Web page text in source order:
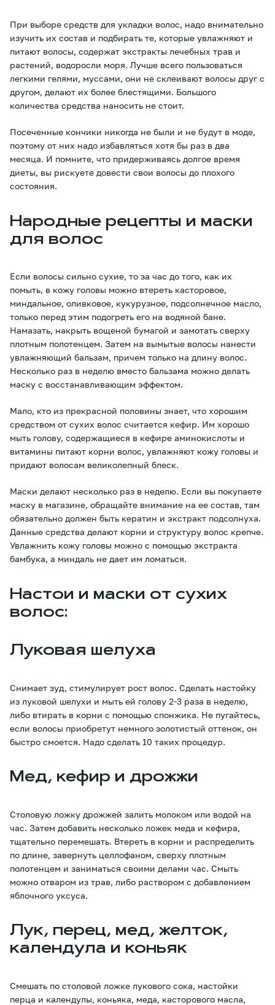
При выборе средств для укладки волос, надо внимательно
изучить их состав и подбирать те, которые увлажняют и
питают волосы, содержат экстракты лечебных трав и
растений, водоросли моря. Лучше всего пользоваться
легкими гелями, муссами, они не склеивают волосы друг с
другом, делают их более блестящими. Большого
количества средства наносить не стоит.
Посеченные кончики никогда не были и не будут в моде,
поэтому от них надо избавляться хотя бы раз в два
месяца. И помните, что придерживаясь долгое время
диеты, вы рискуете довести свои волосы до плохого
состояния.
Народные рецепты и маски
для волос
Если волосы сильно сухие, то за час до того, как их
помыть, в кожу головы можно втереть касторовое,
миндальное, оливковое, кукурузное, подсолнечное масло,
только перед этим подогреть его на водяной бане.
Намазать, накрыть вощеной бумагой и замотать сверху
плотным полотенцем. Затем на вымытые волосы нанести
увлажняющий бальзам, причем только на длину волос.
Несколько раз в неделю вместо бальзама можно делать
маску с восстанавливающим эффектом.
Мало, кто из прекрасной половины знает, что хорошим
средством от сухих волос считается кефир. Им хорошо
мыть голову, содержащиеся в кефире аминокислоты и
витамины питают корни волос, увлажняют кожу головы и
придают волосам великолепный блеск.
Маски делают несколько раз в неделю. Если вы покупаете
маску в магазине, обращайте внимание на ее состав, там
обязательно должен быть кератин и экстракт подсолнуха.
Данные средства делают корни и структуру волос крепче.
Увлажнить кожу головы можно с помощью экстракта
бамбука, а миндаль не дает им ломаться.
Настои и маски от сухих
волос:
Луковая шелуха
Снимает зуд, стимулирует рост волос. Сделать настойку
из луковой шелухи и мыть ей голову 2-3 раза в неделю,
либо втирать в корни с помощью спонжика. Не пугайтесь,
если волосы приобретут немного золотистый оттенок, он
быстро смоется. Надо сделать 10 таких процедур.
Мед, кефир и дрожжи
Столовую ложку дрожжей залить молоком или водой на
час. Затем добавить несколько ложек меда и кефира,
тщательно перемешать. Втереть в корни и распределить
по длине, завернуть целлофаном, сверху плотным
полотенцем и заниматься своими делами час. Смыть
можно отваром из трав, либо раствором с добавлением
яблочного уксуса.
Лук, перец, мед, желток,
календула и коньяк
Смешать по столовой ложке лукового сока, настойки
перца и календулы, коньяка, меда, касторового масла,